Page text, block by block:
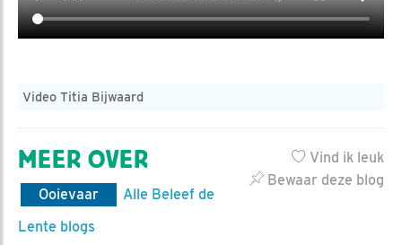
Video Titia Bijwaard
Vind ik leuk
Bewaar deze blog
MEER OVER
Ooievaar
Alle Beleef de
Lente blogs